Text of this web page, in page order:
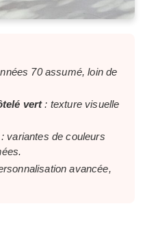
70 assumé, loin de
vert: texture visuelle
variantes de couleurs
avancée,